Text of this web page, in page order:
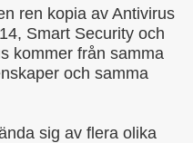
ren kopia av Antivirus
Smart Security och
kommer från samma
och samma
sig av flera olika